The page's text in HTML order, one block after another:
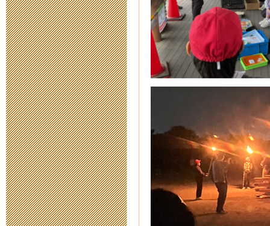
2015年12月15日
あんしんねっ
2015年12月 8日
ふるさと三重
2015年12月 4日
三重工場内
2015年10月14日
三重とこわ